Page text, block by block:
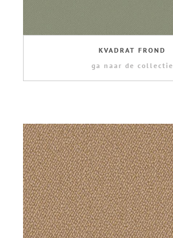
KVADRAT FROND
ga naar de collectie